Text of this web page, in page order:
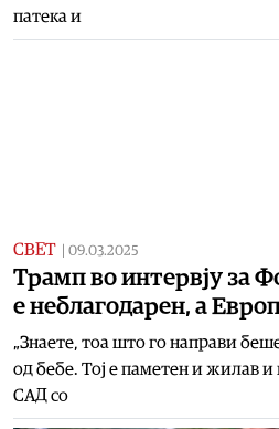
патека и
СВЕТ 09.03.2025
Трамп во интервју за
е неблагодарен, а
„Знаете, тоа што го направи
од бебе. Тој е паметен и жилав и
САД со